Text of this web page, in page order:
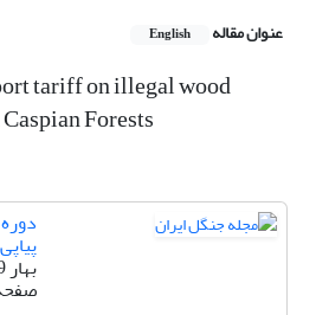
عنوان مقاله English
tariff on illegal wood
Forests
پیاپی 1
بهار 1389